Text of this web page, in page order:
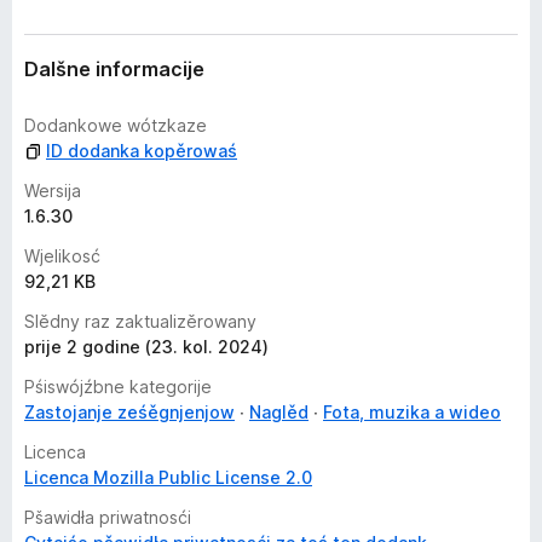
Dalšne informacije
Dodankowe wótzkaze
ID dodanka kopěrowaś
Wersija
1.6.30
Wjelikosć
92,21 KB
Slědny raz zaktualizěrowany
prije 2 godine (23. kol. 2024)
Pśiswójźbne kategorije
Zastojanje ześěgnjenjow
Naglěd
Fota, muzika a wideo
Licenca
Licenca Mozilla Public License 2.0
Pšawidła priwatnosći